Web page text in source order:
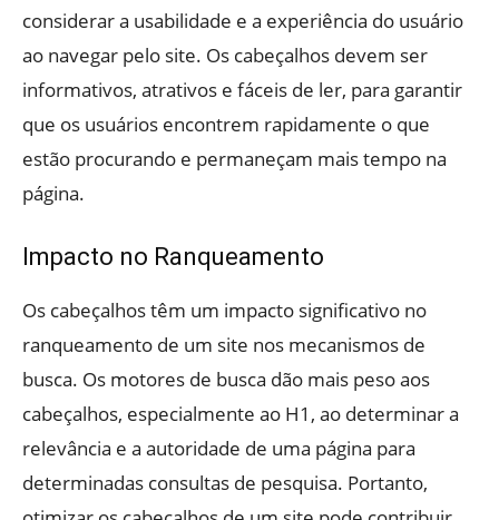
considerar a usabilidade e a experiência do usuário
ao navegar pelo site. Os cabeçalhos devem ser
informativos, atrativos e fáceis de ler, para garantir
que os usuários encontrem rapidamente o que
estão procurando e permaneçam mais tempo na
página.
Impacto no Ranqueamento
Os cabeçalhos têm um impacto significativo no
ranqueamento de um site nos mecanismos de
busca. Os motores de busca dão mais peso aos
cabeçalhos, especialmente ao H1, ao determinar a
relevância e a autoridade de uma página para
determinadas consultas de pesquisa. Portanto,